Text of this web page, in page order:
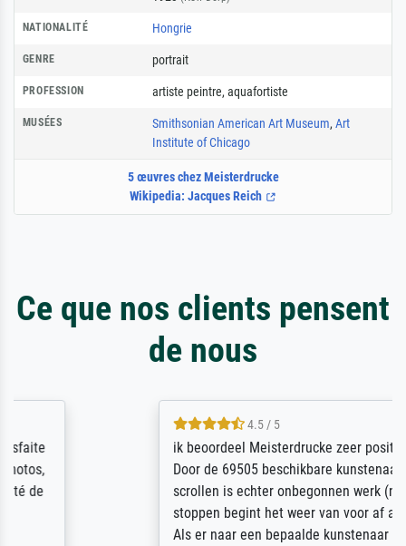
NATIONALITÉ Hongrie
GENRE portrait
PROFESSION artiste peintre, aquafortiste
MUSÉES Smithsonian American Art Museum, Art
Institute of Chicago
5 œuvres chez Meisterdrucke
Wikipedia: Jacques Reich
Ce que nos clients pensent
de nous
4.5 / 5
ik beoordeel Meisterdrucke zeer positief.
Door de 69505 beschikbare kunstenaars
scrollen is echter onbegonnen werk (na
stoppen begint het weer van voor af aan).
Als er naar een bepaalde kunstenaar